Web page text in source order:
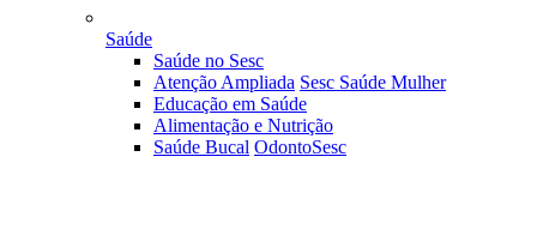
Saúde
Saúde no Sesc
Atenção Ampliada Sesc Saúde Mulher
Educação em Saúde
Alimentação e Nutrição
Saúde Bucal OdontoSesc